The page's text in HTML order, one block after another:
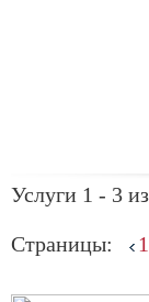
Услуги 1 - 3
Страницы: 1